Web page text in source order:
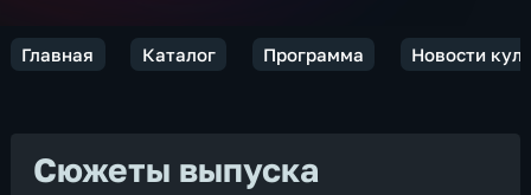
Главная Каталог Программа Новости
Сюжеты выпуска